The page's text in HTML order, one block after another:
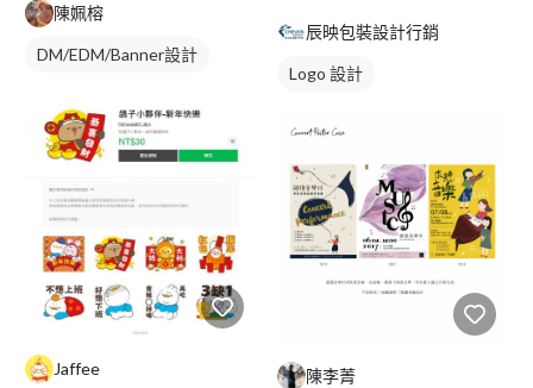
陳姵榕
DM/EDM/Banner設計
Jaffee
辰映包裝設計行銷
Logo 設計
陳李菁